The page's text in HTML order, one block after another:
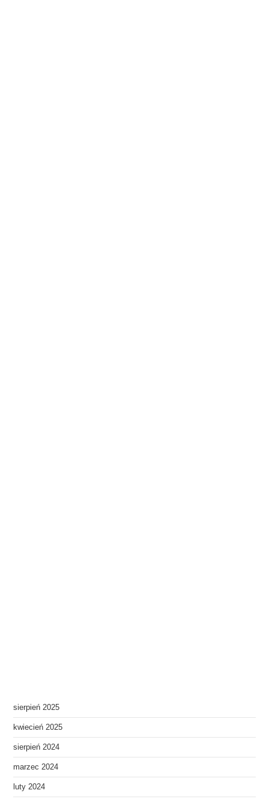
sierpień 2025
kwiecień 2025
sierpień 2024
marzec 2024
luty 2024